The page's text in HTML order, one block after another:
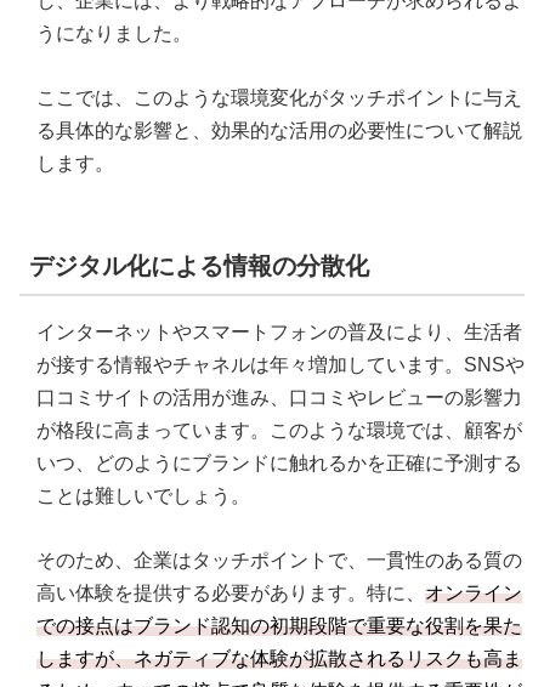
うになりました。
ここでは、このような環境変化がタッチポイントに与え
る具体的な影響と、効果的な活用の必要性について解説
します。
デジタル化による情報の分散化
インターネットやスマートフォンの普及により、生活者
が接する情報やチャネルは年々増加しています。SNSや
口コミサイトの活用が進み、口コミやレビューの影響力
が格段に高まっています。このような環境では、顧客が
いつ、どのようにブランドに触れるかを正確に予測する
ことは難しいでしょう。
そのため、企業はタッチポイントで、一貫性のある質の
高い体験を提供する必要があります。特に、 オンライン
での接点はブランド認知の初期段階で重要な役割を果た
しますが、ネガティブな体験が拡散されるリスクも高ま